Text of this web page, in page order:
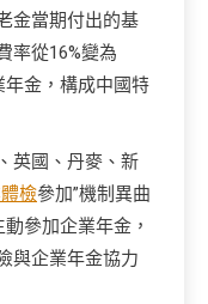
金當期付出的基
率從16%變為
年金，構成中國特
英國、丹麥、新
檢參加”機制異曲
參加企業年金，
與企業年金協力